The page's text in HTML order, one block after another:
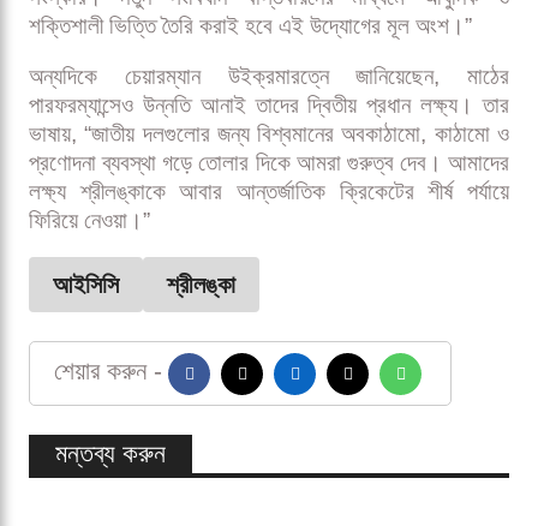
আছেন শ্রীলঙ্কার সাবেক অধিনায়ক কুমার সাঙ্গাকারা, সিদাথ
ওয়েট্টিমুনি ও রোশন মহানামার মতো সাবেক ক্রিকেটাররা। এছাড়া
করপোরেট, আইন ও রাজনৈতিক অঙ্গনের প্রতিনিধিরাও রয়েছেন
কমিটিতে। সাবেক সংসদ সদস্য এরান উইক্রমারত্নেকে করা
হয়েছে চেয়ারম্যান।
কমিটির সদস্য ঘোষণার পর ওয়েট্টিমুনি বলেছিলেন, “আমাদের
তাৎক্ষণিক লক্ষ্য হলো এসএলসির প্রশাসনিক কাঠামোর পূর্ণ
সংস্কার। নতুন সংবিধান বাস্তবায়নের মাধ্যমে আধুনিক ও
শক্তিশালী ভিত্তি তৈরি করাই হবে এই উদ্যোগের মূল অংশ।”
অন্যদিকে চেয়ারম্যান উইক্রমারত্নে জানিয়েছেন, মাঠের
পারফরম্যান্সেও উন্নতি আনাই তাদের দ্বিতীয় প্রধান লক্ষ্য। তার
ভাষায়, “জাতীয় দলগুলোর জন্য বিশ্বমানের অবকাঠামো, কাঠামো ও
প্রণোদনা ব্যবস্থা গড়ে তোলার দিকে আমরা গুরুত্ব দেব। আমাদের
লক্ষ্য শ্রীলঙ্কাকে আবার আন্তর্জাতিক ক্রিকেটের শীর্ষ পর্যায়ে
ফিরিয়ে নেওয়া।”